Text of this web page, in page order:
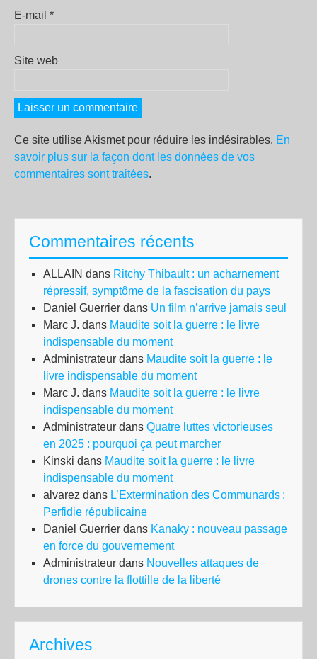
E-mail *
Site web
Ce site utilise Akismet pour réduire les indésirables. En
savoir plus sur la façon dont les données de vos
commentaires sont traitées.
Commentaires récents
ALLAIN dans Ritchy Thibault : un acharnement
répressif, symptôme de la fascisation du pays
Daniel Guerrier dans Un film n’arrive jamais seul
Marc J. dans Maudite soit la guerre : le livre
indispensable du moment
Administrateur dans Maudite soit la guerre : le
livre indispensable du moment
Marc J. dans Maudite soit la guerre : le livre
indispensable du moment
Administrateur dans Quatre luttes victorieuses
en 2025 : pourquoi ça peut marcher
Kinski dans Maudite soit la guerre : le livre
indispensable du moment
alvarez dans L’Extermination des Communards :
Perfidie républicaine
Daniel Guerrier dans Kanaky : nouveau passage
en force du gouvernement
Administrateur dans Nouvelles attaques de
drones contre la flottille de la liberté
Archives